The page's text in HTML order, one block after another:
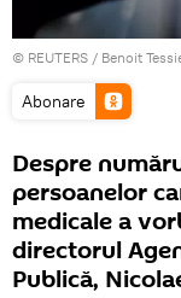
© REUTERS / Benoit
Abonare
Despre
persoanelor
medicale a
directorul
Publică,